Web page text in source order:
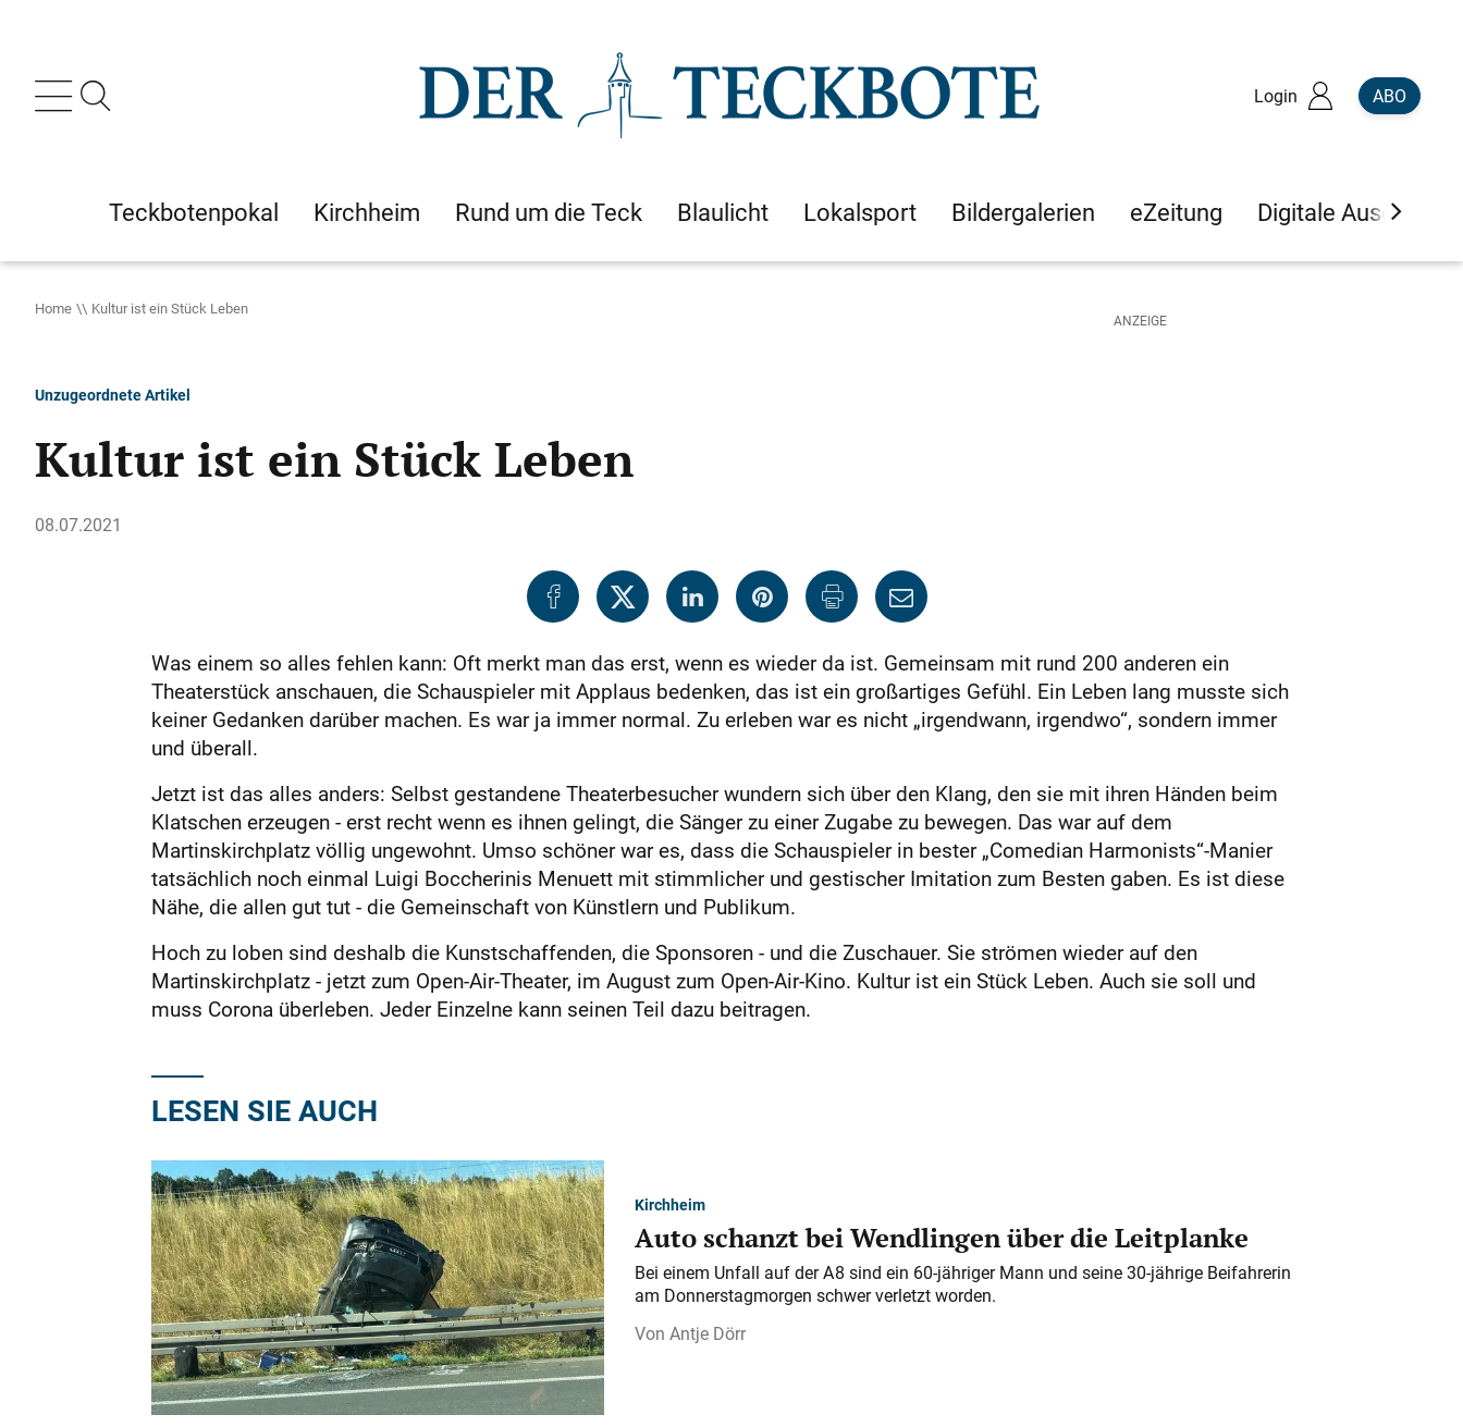
Login ABO
Teckbotenpokal Kirchheim Rund um die Teck Blaulicht Lokalsport Bildergalerien eZeitung Digitale Ausgaben
Home Kultur ist ein Stück Leben
Unzugeordnete Artikel
Kultur ist ein Stück Leben
08.07.2021
Was einem so alles fehlen kann: Oft merkt man das erst, wenn es wieder da ist. Gemeinsam mit rund 200 anderen ein
Theaterstück anschauen, die Schauspieler mit Applaus bedenken, das ist ein großartiges Gefühl. Ein Leben lang musste sich
keiner Gedanken darüber machen. Es war ja immer normal. Zu erleben war es nicht „irgendwann, irgendwo“, sondern immer
und überall.
Jetzt ist das alles anders: Selbst gestandene Theaterbesucher wundern sich über den Klang, den sie mit ihren Händen beim
Klatschen erzeugen - erst recht wenn es ihnen gelingt, die Sänger zu einer Zugabe zu bewegen. Das war auf dem
Martinskirchplatz völlig ungewohnt. Umso schöner war es, dass die Schauspieler in bester „Comedian Harmonists“-Manier
tatsächlich noch einmal Luigi Boccherinis Menuett mit stimmlicher und gestischer Imitation zum Bes­ten gaben. Es ist diese
Nähe, die allen gut tut - die Gemeinschaft von Künstlern und Publikum.
Hoch zu loben sind deshalb die Kunstschaffenden, die Sponsoren - und die Zuschauer. Sie strömen wieder auf den
Martinskirchplatz - jetzt zum Open-Air-Theater, im August zum Open-Air-Kino. Kultur ist ein Stück Leben. Auch sie soll und
muss Corona überleben. Jeder Einzelne kann seinen Teil dazu beitragen.
LESEN SIE AUCH
Kirchheim
Auto schanzt bei Wendlingen über die Leitplanke
Bei einem Unfall auf der A 8 sind ein 60-jähriger Mann und seine 30-jährige Beifahrerin
am Donnerstagmorgen schwer verletzt worden.
Antje Dörr